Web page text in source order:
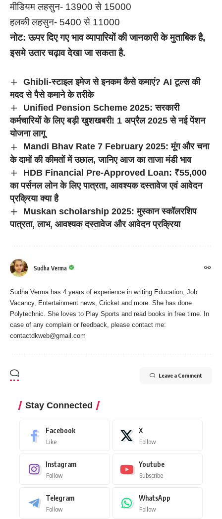
मीडियम लहसुन- 13900 से 15000
हलकी लहसुन- 5400 से 11000
नोट: ऊपर दिए गए भाव व्यापारियों की जानकारी के मुताबिक है,
इसमे उतार चढ़ाव देखा जा सकता है.
Ghibli-स्टाइल इमेज से इनकम कैसे कमाएं? AI टूल्स की
मदद से पैसे कमाने के तरीके
Unified Pension Scheme 2025: सरकारी
कर्मचारियों के लिए बड़ी खुशखबरी! 1 अप्रैल 2025 से नई पेंशन
योजना लागू
Mandi Bhav Rate 7 February 2025: मूंग और चना
के दामों की कीमतों में उछाल, जानिए आज का ताजा मंडी भाव
HDB Financial Pre-Approved Loan: ₹55,000
का पर्सनल लोन के लिए पात्रता, आवश्यक दस्तावेज एवं आवेदन
प्रक्रिया क्या है
Muskan scholarship 2025: मुस्कान स्कॉलरशिप
पात्रता, लाभ, आवश्यक दस्तावेज और आवेदन प्रक्रिया
Sudha Verma
Sudha Verma has 4 years of experience in writing Education, Job
Vacancy, Entertainment news, Cricket and more. She has done
Polytechnic. She loves to Play Sports and read books in free time. In
case of any complain or feedback, please contact me:
contactdkweb@gmail.com
Leave a Comment
Stay Connected
Facebook
Like
X
Follow
Instagram
Follow
Youtube
Subscribe
Telegram
Follow
WhatsApp
Follow